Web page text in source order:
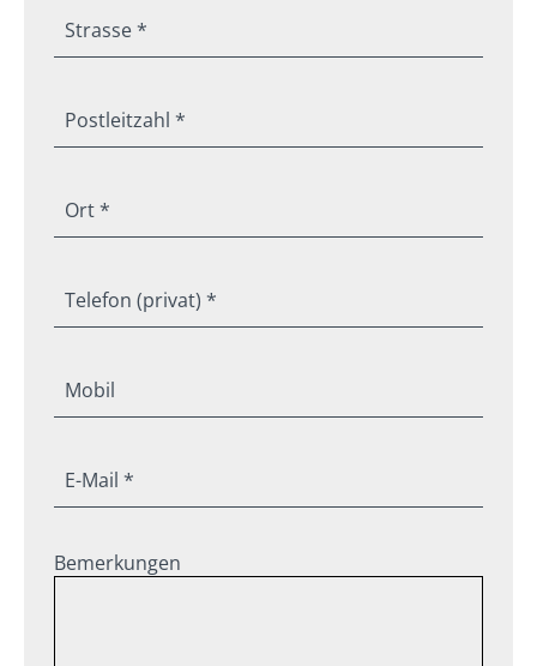
Strasse *
Postleitzahl *
Ort *
Telefon (privat) *
Mobil
E-Mail *
Bemerkungen